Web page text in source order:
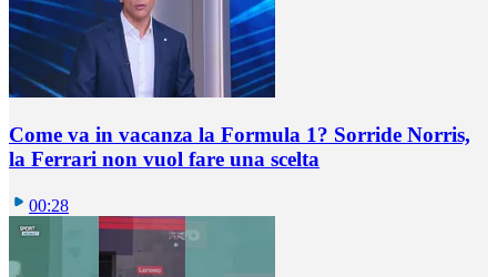
Come va in vacanza la Formula 1? Sorride Norris,
la Ferrari non vuol fare una scelta
00:28